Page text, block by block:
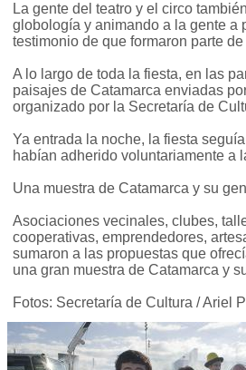
La gente del teatro y el circo
globología y animando a la gente a
testimonio de que formaron parte
A lo largo de toda la fiesta, en las
paisajes de Catamarca enviadas
organizado por la Secretaría de
Ya entrada la noche, la fiesta
habían adherido voluntariamente a
Una muestra de Catamarca y su
Asociaciones vecinales, clubes,
cooperativas, emprendedores,
sumaron a las propuestas que
una gran muestra de Catamarca y
Fotos: Secretaría de Cultura / Ariel